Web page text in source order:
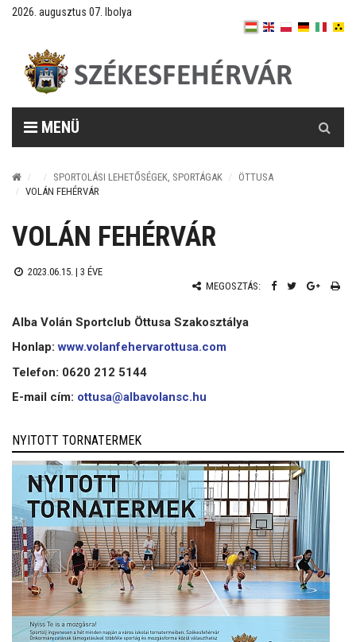
2026. augusztus 07. Ibolya
MENÜ
SPORTOLÁSI LEHETŐSÉGEK, SPORTÁGAK
ÖTTUSA
VOLÁN FEHÉRVÁR
VOLÁN FEHÉRVÁR
2023.06.15. | 3 ÉVE
MEGOSZTÁS:
Alba Volán Sportclub Öttusa Szakosztálya
Honlap:www.volanfehervarottusa.com
Telefon: 0620 212 5144
E-mail cím: ottusa@albavolansc.hu
NYITOTT TORNATERMEK